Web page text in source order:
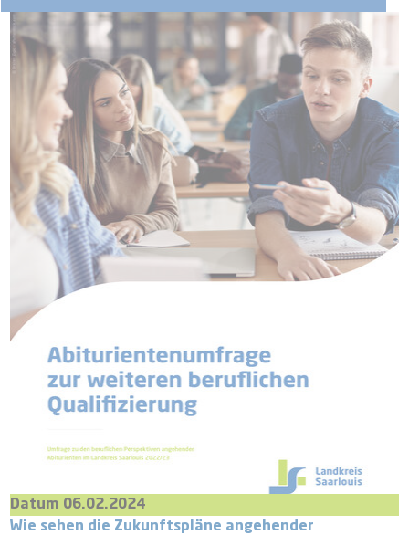
Datum 06.02.2024
Wie sehen die Zukunftspläne angehender